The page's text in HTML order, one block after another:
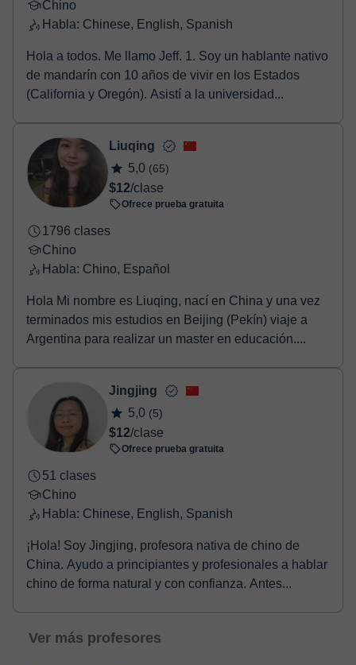
Chino
Habla: Chinese, English, Spanish
Hola a todos. Me llamo Jeff. 1. Soy un hablante nativo
de mandarín con 10 años de vivir en los Estados
(California y Oregón). Asistí a la universidad...
Liuqing
5,0 (65)
$12/clase
Ofrece prueba gratuita
1796 clases
Chino
Habla: Chino, Español
Hola Mi nombre es Liuqing, nací en China y una vez
terminados mis estudios en Beijing (Pekín) viaje a
Argentina para realizar un master en educación....
Jingjing
5,0 (5)
$12/clase
Ofrece prueba gratuita
51 clases
Chino
Habla: Chinese, English, Spanish
¡Hola! Soy Jingjing, profesora nativa de chino de
China. Ayudo a principiantes y profesionales a hablar
chino de forma natural y con confianza. Antes...
Ver más profesores